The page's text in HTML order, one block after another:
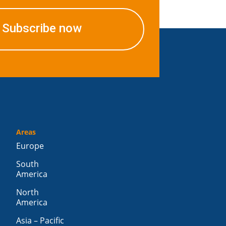
Subscribe now
Areas
Europe
South
America
North
America
Asia – Pacific